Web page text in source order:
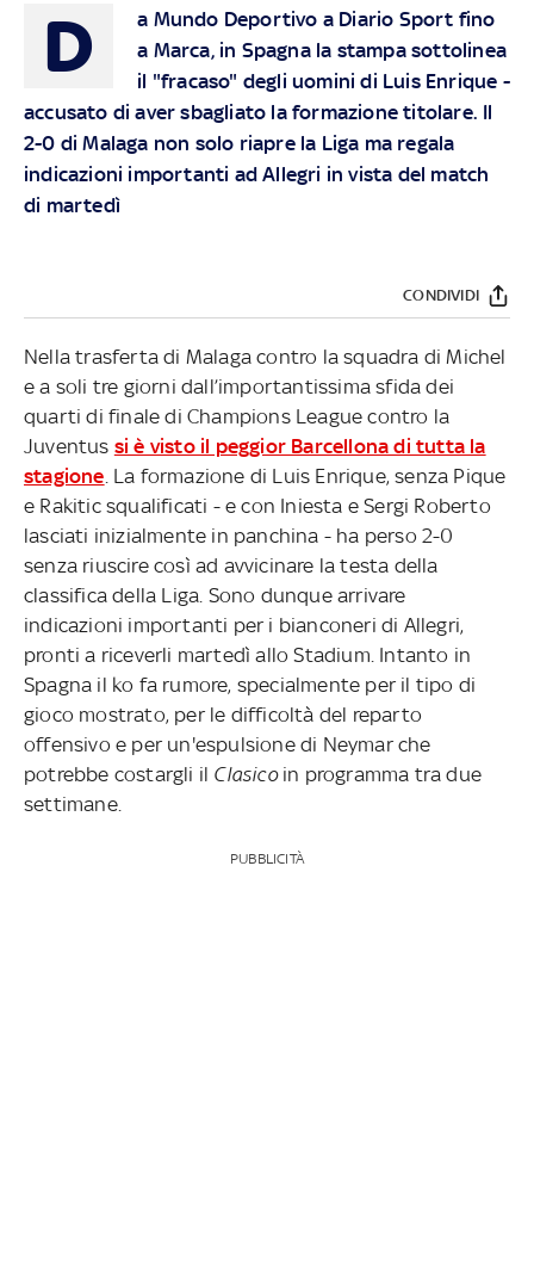
D
a Mundo Deportivo a Diario Sport fino
a Marca, in Spagna la stampa sottolinea
il "fracaso" degli uomini di Luis Enrique -
accusato di aver sbagliato la formazione titolare. Il
2-0 di Malaga non solo riapre la Liga ma regala
indicazioni importanti ad Allegri in vista del match
di martedì
CONDIVIDI
Nella trasferta di Malaga contro la squadra di Michel
e a soli tre giorni dall’importantissima sfida dei
quarti di finale di Champions League contro la
Juventus si è visto il peggior Barcellona di tutta la
stagione . La formazione di Luis Enrique, senza Pique
e Rakitic squalificati - e con Iniesta e Sergi Roberto
lasciati inizialmente in panchina - ha perso 2-0
senza riuscire così ad avvicinare la testa della
classifica della Liga. Sono dunque arrivare
indicazioni importanti per i bianconeri di Allegri,
pronti a riceverli martedì allo Stadium. Intanto in
Spagna il ko fa rumore, specialmente per il tipo di
gioco mostrato, per le difficoltà del reparto
offensivo e per un'espulsione di Neymar che
potrebbe costargli il Clasicoin programma tra due
settimane.
PUBBLICITÀ